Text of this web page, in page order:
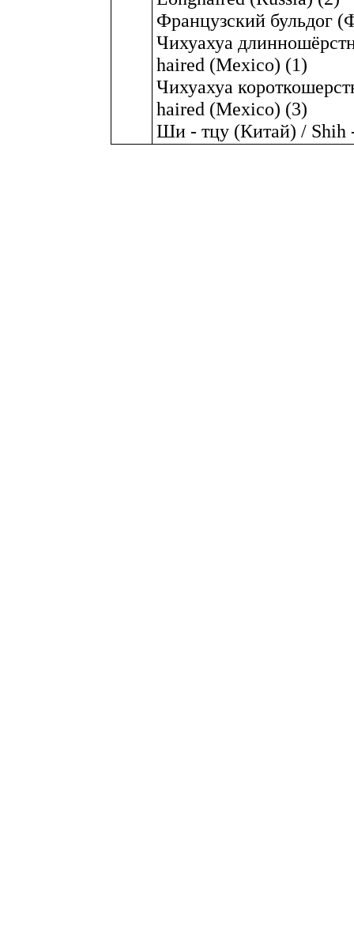
Французский бульдог
Чихуахуа
haired (Mexico) (1)
Чихуахуа
haired (Mexico) (3)
Ши - тцу (Китай) / Shih